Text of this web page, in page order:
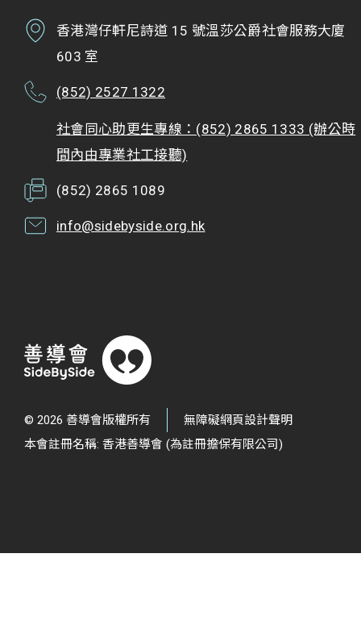
香港灣仔軒尼詩道 15 號溫莎公爵社會服務大廈
603 室
(852) 2527 1322
社會同心助更生專線：(852) 2865 1333 (辦公時
間內由專業社工接聽)
(852) 2865 1089
info@sidebyside.org.hk
© 2026 善導會版權所有
無障礙網頁設計聲明
本會註冊名稱: 香港善導會 (為註冊擔保有限公司)